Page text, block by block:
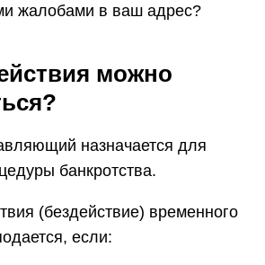
жалобами в ваш адрес?
можно
назначается для
банкротства.
(бездействие) временного
если: